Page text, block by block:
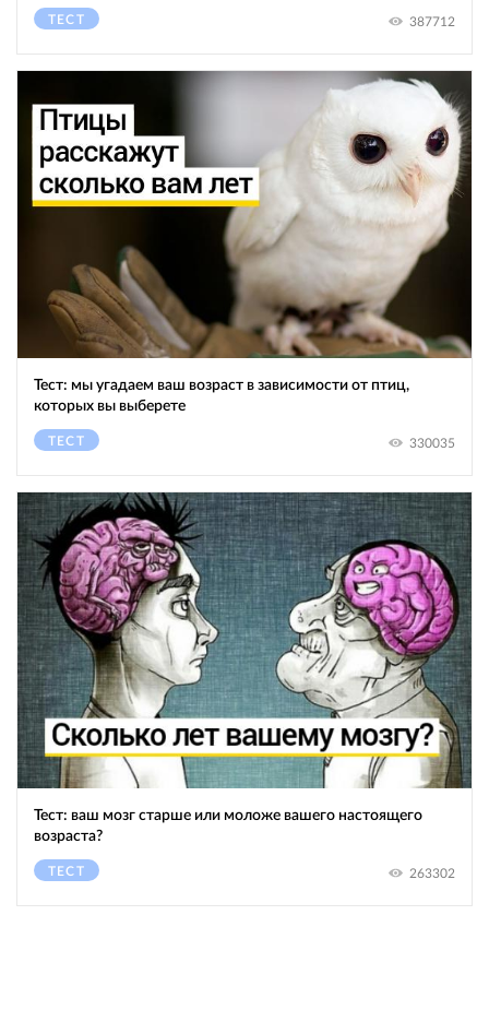
ТЕСТ 387712
Тест: мы угадаем ваш возраст в зависимости от птиц,
которых вы выберете
ТЕСТ 330035
Тест: ваш мозг старше или моложе вашего настоящего
возраста?
ТЕСТ 263302